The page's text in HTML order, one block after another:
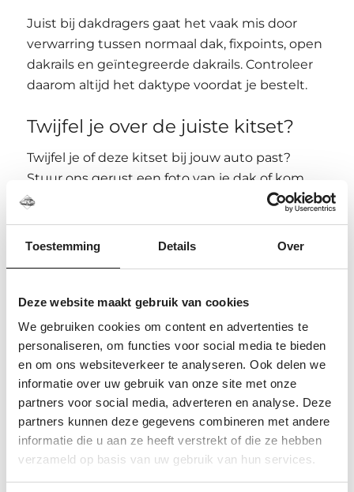
Toestemming Details Over
Deze website maakt gebruik van cookies
We gebruiken cookies om content en advertenties te
personaliseren, om functies voor social media te bieden
en om ons websiteverkeer te analyseren. Ook delen we
informatie over uw gebruik van onze site met onze
partners voor social media, adverteren en analyse. Deze
partners kunnen deze gegevens combineren met andere
informatie die u aan ze heeft verstrekt of die ze hebben
verzameld op basis van uw gebruik van hun services.
Juist bij dakdragers gaat het vaak mis door
verwarring tussen normaal dak, fixpoints, open
dakrails en geïntegreerde dakrails. Controleer
daarom altijd het daktype voordat je bestelt.
Twijfel je over de juiste kitset?
Twijfel je of deze kitset bij jouw auto past?
Stuur ons gerust een foto van je dak of kom
langs in onze showroom in Elst. We kijken met
verkeerde onderdeel bestelt.
Thule kitset
Is dit een complete dakdragerset?
Nee, dit is alleen de voertuigspecifieke kitset.
Voor een complete dakdragerset heb je ook
een passende voetenset en stangen nodig.
Kan dezelfde kitset op meerdere
auto’s passen?
Ja, sommige Thule kitsets worden voor